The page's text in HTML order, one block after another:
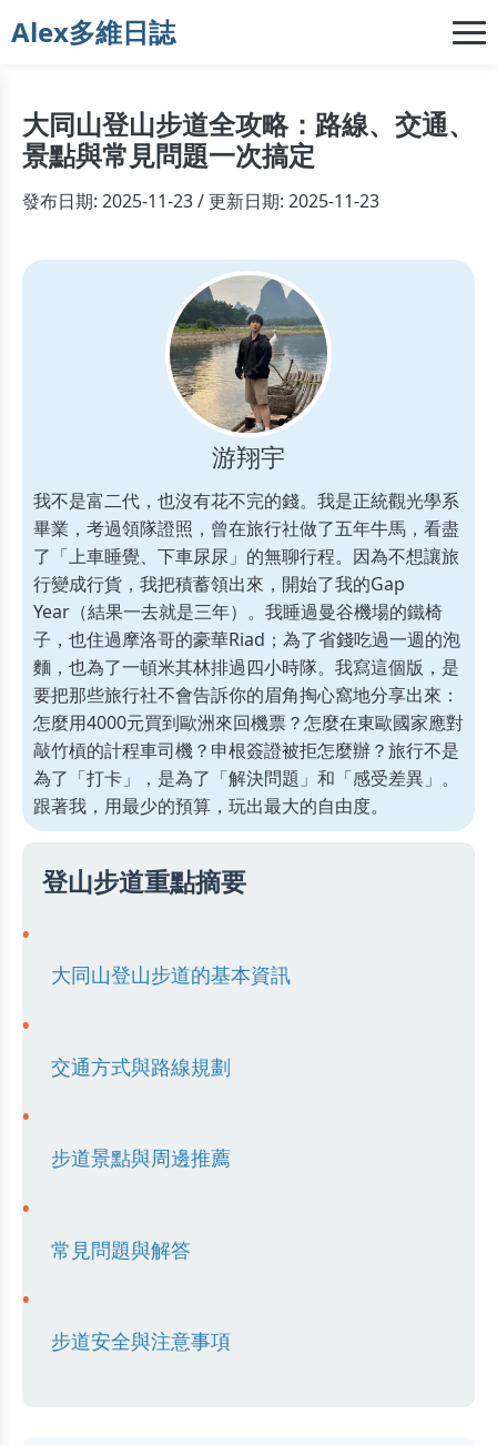
Alex多維日誌
大同山登山步道全攻略：路線、交通、
景點與常見問題一次搞定
發布日期: 2025-11-23 / 更新日期: 2025-11-23
游翔宇
我不是富二代，也沒有花不完的錢。我是正統觀光學系
畢業，考過領隊證照，曾在旅行社做了五年牛馬，看盡
了「上車睡覺、下車尿尿」的無聊行程。因為不想讓旅
行變成行貨，我把積蓄領出來，開始了我的Gap
Year（結果一去就是三年）。我睡過曼谷機場的鐵椅
子，也住過摩洛哥的豪華Riad；為了省錢吃過一週的泡
麵，也為了一頓米其林排過四小時隊。我寫這個版，是
要把那些旅行社不會告訴你的眉角掏心窩地分享出來：
怎麼用4000元買到歐洲來回機票？怎麼在東歐國家應對
敲竹槓的計程車司機？申根簽證被拒怎麼辦？旅行不是
為了「打卡」，是為了「解決問題」和「感受差異」。
跟著我，用最少的預算，玩出最大的自由度。
登山步道重點摘要
大同山登山步道的基本資訊
交通方式與路線規劃
步道景點與周邊推薦
常見問題與解答
步道安全與注意事項